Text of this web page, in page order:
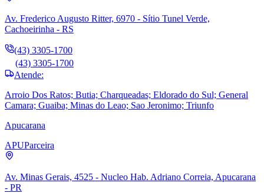
Av. Frederico Augusto Ritter, 6970 - Sítio Tunel Verde,
Cachoeirinha - RS
(43) 3305-1700
(43) 3305-1700
Atende:
Arroio Dos Ratos; Butia; Charqueadas; Eldorado do Sul; General
Camara; Guaiba; Minas do Leao; Sao Jeronimo; Triunfo
Apucarana
APUParceira
Av. Minas Gerais, 4525 - Nucleo Hab. Adriano Correia, Apucarana
- PR